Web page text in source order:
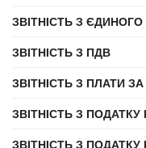
ЗВІТНІСТЬ З
ЗВІТНІСТЬ З ПДВ
ЗВІТНІСТЬ З ПЛАТИ
ЗВІТНІСТЬ З
ЗВІТНІСТЬ З